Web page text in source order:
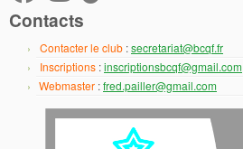
Contacts
Contacter le club :secretariat@bcqf.fr
Inscriptions :inscriptionsbcqf@gmail.com
Webmaster :fred.pailler@gmail.com